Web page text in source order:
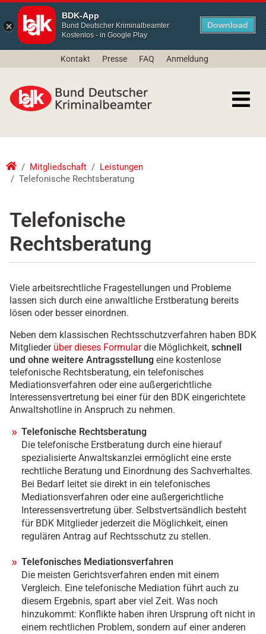
BDK-App
Bund Deutscher Kriminalbeamter
Kostenlos - in Google Play
Download
Kontakt Presse FAQ Anmeldung
Mitgliedschaft
Leistungen
Telefonische Rechtsberatung
Telefonische
Rechtsberatung
Viele arbeitsrechtliche Fragestellungen und Probleme
lassen sich durch eine anwaltliche Erstberatung bereits
lösen oder besser einordnen.
Neben dem klassischen Rechtsschutzverfahren haben BDK
Mitglieder über dieses Formulardie Möglichkeit, schnell
und ohne weitere Antragsstellung eine kostenlose
telefonische Rechtsberatung, ein telefonisches
Mediationsverfahren oder eine außergerichtliche
Interessensvertretung bei einer für den BDK eingerichtete
Anwaltshotline in Anspruch zu nehmen.
Telefonische Rechtsberatung
Die telefonische Erstberatung durch eine hierauf
spezialisierte Anwaltskanzlei ermöglicht eine erste
rechtliche Beratung und Einordnung des Sachverhaltes.
Bei Bedarf leitet sie direkt in ein telefonisches
Mediationsverfahren oder eine außergerichtliche
Interessensvertretung über. Selbstvertsändlich besteht
für BDK Mitglieder jederzeit die Möglichkeit, einen
regulären Antrag auf Rechtsschutz zu stellen.
Telefonisches Mediationsverfahren
Die meisten Gerichtsverfahren enden mit einem
Vergleich. Eine telefonische Mediation führt auch zu
diesem Ergebnis, spart aber viel Zeit. Was noch
hinzukommt: Konflikte haben ihren Ursprung oft nicht in
einem rechtlichen Problem, sondern auf einer anderen